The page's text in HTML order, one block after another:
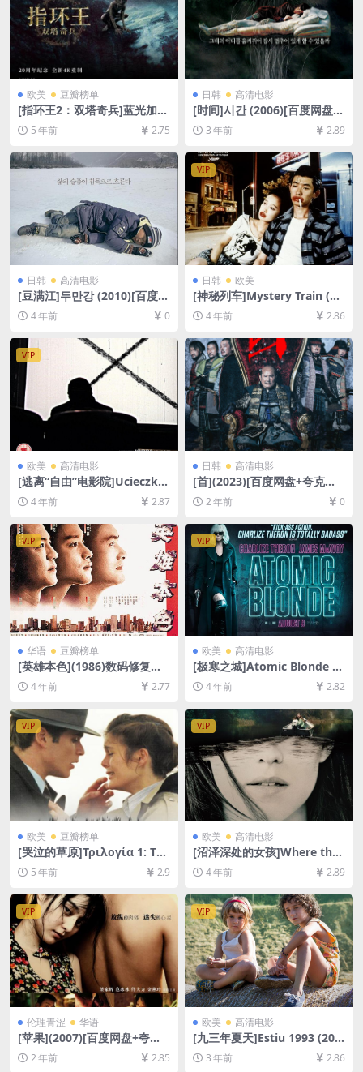
欧美 豆瓣榜单
[指环王2：双塔奇兵]蓝光加长
版(2002)[百度网盘+迅雷云盘
资源1080P超清][MP4/15GB]
[中英字幕]
5 年前 2.75
日韩 高清电影
[时间]시간 (2006)[百度网盘
+迅雷云盘资源1080P超清未
删减][MP4/6GB][韩语中字]
3 年前 2.89
日韩 高清电影
[豆满江]두만강 (2010)[百度网
盘+迅雷云盘资源720P高清未
删减][MP4/4.4GB][韩语中字]
4 年前 0
VIP
日韩 欧美
[神秘列车]Mystery Train (19
89)[百度网盘+迅雷云盘资源1
080P超清未删减][MP4/6.8G
B][中英字幕]
4 年前 2.86
VIP
欧美 高清电影
[逃离“自由”电影院]Ucieczka
z kina ‘Wolność’ (1990)[百
度网盘+迅雷云盘资源1080P
文字幕]
4 年前 2.87
日韩 高清电影
[首](2023)[百度网盘+夸克网
盘1080P超清未删减资源][网
盘在线播放/下载][MP4/5.3G
2 年前 0
VIP
华语 豆瓣榜单
[英雄本色](1986)数码修复版
[百度网盘+迅雷云盘资源1080
P超清未删减][MP4/6.2GB][粤
语中字]
4 年前 2.77
VIP
欧美 高清电影
[极寒之城]Atomic Blonde (2
017)[百度网盘+迅雷云盘资源
1080P超清未删减][MP4/7.5G
B][中英字幕]
4 年前 2.82
VIP
欧美 豆瓣榜单
[哭泣的草原]Τριλογία 1: Το
Λιβάδι που δακρύζει (200
4)[百度网盘+迅雷云盘资源10
80P超清未删减][MP4/9.5GB]
[中文字幕]
5 年前 2.9
VIP
欧美 高清电影
[沼泽深处的女孩]Where the
Crawdads Sing (2022)[百度
网盘+迅雷云盘资源1080P超
清未删减][MP4/7.8GB][中英
字幕]
4 年前 2.89
VIP
伦理青涩 华语
[苹果](2007)[百度网盘+夸克
网盘高清未删减资源][MP4/7.
4GB][国语中字]【视频文件
2 年前 2.85
VIP
欧美 高清电影
[九三年夏天]Estiu 1993 (201
7)[百度网盘+夸克网盘1080P
超清未删减资源][网盘在线播
3 年前 2.86